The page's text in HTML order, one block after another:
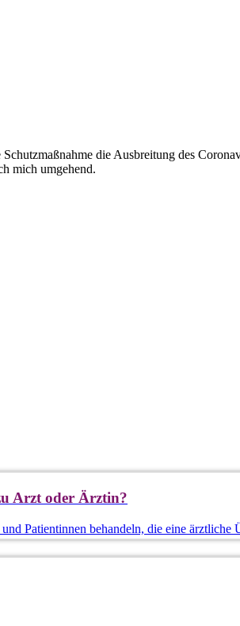
die Ausbreitung des
mich umgehend.
Arzt oder Ärztin?
Patientinnen behandeln, die eine ärztliche